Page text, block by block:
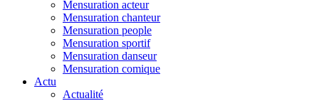
Mensuration acteur
Mensuration chanteur
Mensuration people
Mensuration sportif
Mensuration danseur
Mensuration comique
Actu
Actualité